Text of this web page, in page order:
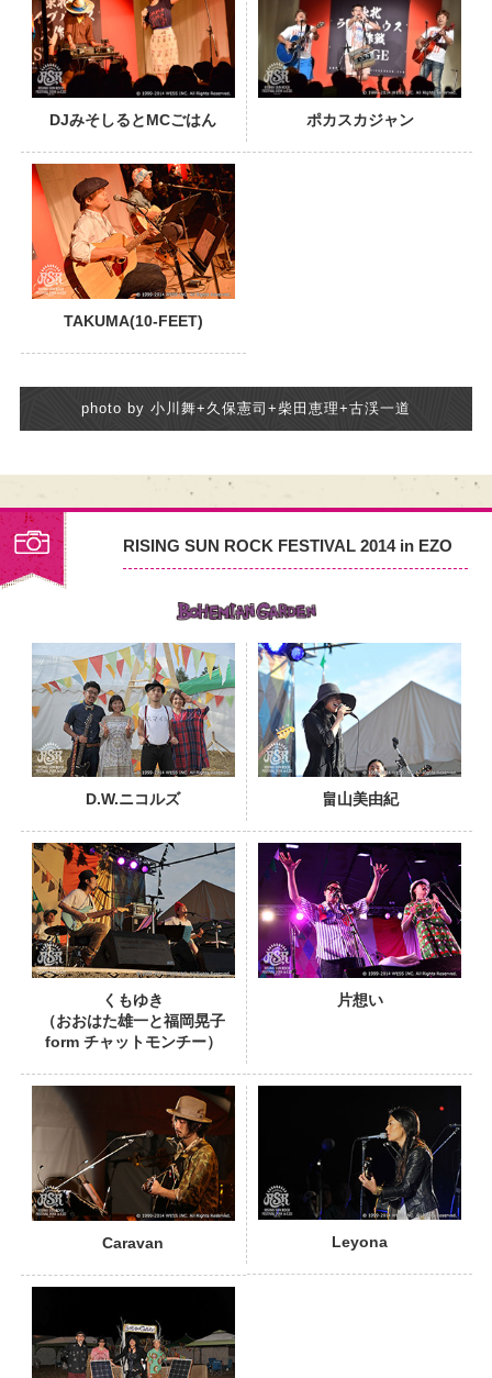
DJみそしるとMCごはん ポカスカジャン
TAKUMA(10-FEET)
photo by 小川舞+久保憲司+柴田恵理+古渓一道
RISING SUN ROCK FESTIVAL 2014 in EZO
D.W.ニコルズ 畠山美由紀
PHOTO
くもゆき
（おおはた雄一と福岡晃子
form チャットモンチー）
片想い
PHOTO
Caravan Leyona
PHOTO